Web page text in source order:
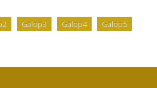
Galop3 Galop4
Galop5